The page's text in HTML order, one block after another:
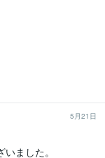
5月21日
ました。